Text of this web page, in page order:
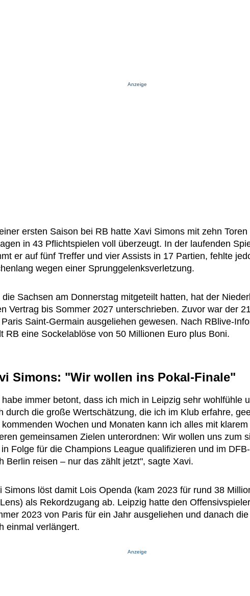
Anzeige
ersten Saison bei RB hatte Xavi Simons mit zehn Toren
in 43 Pflichtspielen voll überzeugt. In der laufenden
er auf fünf Treffer und vier Assists in 17 Partien, fehlte
wegen einer Sprunggelenksverletzung.
die Sachsen am Donnerstag mitgeteilt hatten, hat der
Vertrag bis Sommer 2027 unterschrieben. Zuvor war der
Saint-Germain ausgeliehen gewesen. Nach RBlive-
RB eine Sockelablöse von 50 Millionen Euro plus Boni.
Simons: "Wir wollen ins Pokal-Finale"
habe immer betont, dass ich mich in Leipzig sehr wohlfühle
durch die große Wertschätzung, die ich im Klub erfahre,
kommenden Wochen und Monaten kann ich alles mit
gemeinsamen Zielen unterordnen: Wir wollen uns zum
Folge für die Champions League qualifizieren und im
Berlin reisen – nur das zählt jetzt", sagte Xavi.
Simons löst damit Lois Openda (kam 2023 für rund 38
als Rekordzugang ab. Leipzig hatte den
2023 von Paris für ein Jahr ausgeliehen und danach
einmal verlängert.
Anzeige